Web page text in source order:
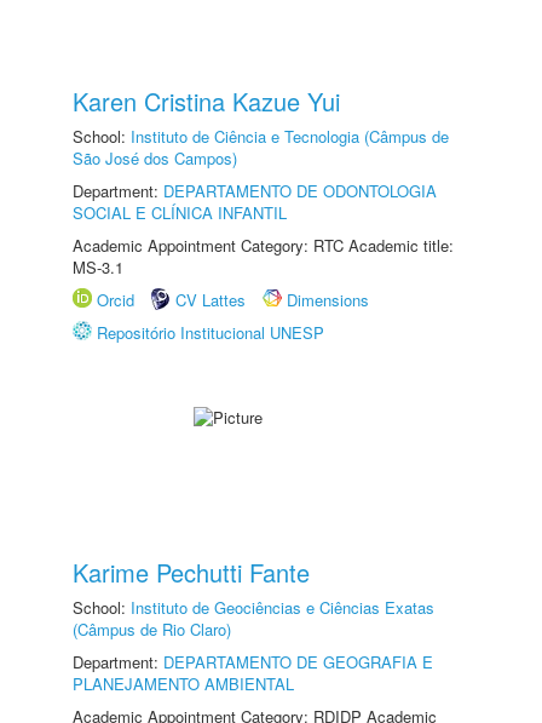
Karen Cristina Kazue Yui
School: Instituto de Ciência e Tecnologia (Câmpus de
São José dos Campos)
Department: DEPARTAMENTO DE ODONTOLOGIA
SOCIAL E CLÍNICA INFANTIL
Academic Appointment Category: RTC Academic title:
MS-3.1
Orcid
CV Lattes
Dimensions
Repositório Institucional UNESP
Karime Pechutti Fante
School: Instituto de Geociências e Ciências Exatas
(Câmpus de Rio Claro)
Department: DEPARTAMENTO DE GEOGRAFIA E
PLANEJAMENTO AMBIENTAL
Academic Appointment Category: RDIDP Academic